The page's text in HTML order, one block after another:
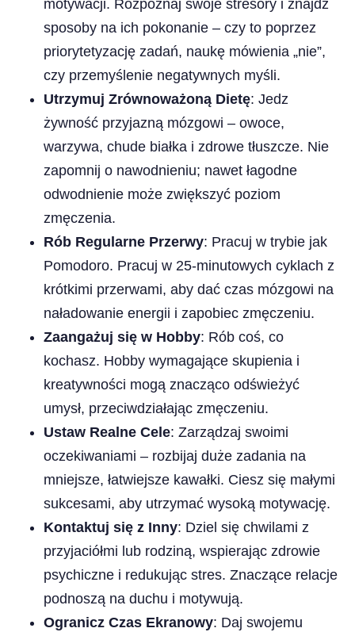
motywacji. Rozpoznaj swoje stresory i znajdź
sposoby na ich pokonanie – czy to poprzez
priorytetyzację zadań, naukę mówienia „nie”,
czy przemyślenie negatywnych myśli.
Utrzymuj Zrównoważoną Dietę: Jedz
żywność przyjazną mózgowi – owoce,
warzywa, chude białka i zdrowe tłuszcze. Nie
zapomnij o nawodnieniu; nawet łagodne
odwodnienie może zwiększyć poziom
zmęczenia.
Rób Regularne Przerwy: Pracuj w trybie jak
Pomodoro. Pracuj w 25-minutowych cyklach z
krótkimi przerwami, aby dać czas mózgowi na
naładowanie energii i zapobiec zmęczeniu.
Zaangażuj się w Hobby: Rób coś, co
kochasz. Hobby wymagające skupienia i
kreatywności mogą znacząco odświeżyć
umysł, przeciwdziałając zmęczeniu.
Ustaw Realne Cele: Zarządzaj swoimi
oczekiwaniami – rozbijaj duże zadania na
mniejsze, łatwiejsze kawałki. Ciesz się małymi
sukcesami, aby utrzymać wysoką motywację.
Kontaktuj się z Inny: Dziel się chwilami z
przyjaciółmi lub rodziną, wspierając zdrowie
psychiczne i redukując stres. Znaczące relacje
podnoszą na duchu i motywują.
Ogranicz Czas Ekranowy: Daj swojemu